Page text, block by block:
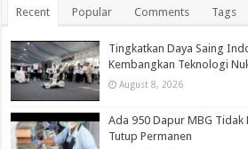
Recent Popular Comments Tags
Tingkatkan Daya Saing
Kembangkan Teknologi
August 8, 2026
Ada 950 Dapur MBG Tidak
Tutup Permanen